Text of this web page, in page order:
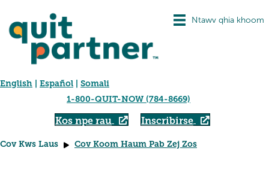
Ntawv qhia khoom
English Español
Somali
1-800-QUIT-NOW (784-8669)
Kos npe rau Inscribirse
Cov Kws Laus Cov Koom Haum Pab Zej Zos